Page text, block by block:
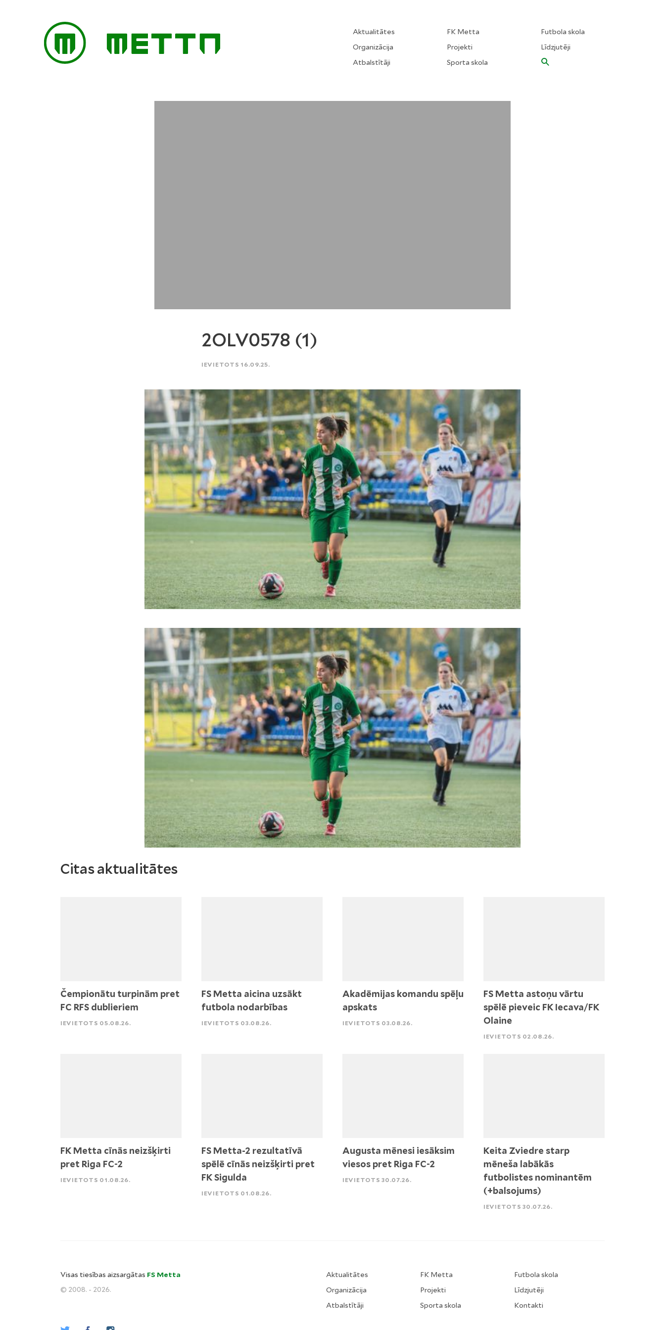
Aktualitātes
Organizācija
Atbalstītāji
FK Metta
Projekti
Sporta skola
Futbola skola
Līdzjutēji
2OLV0578 (1)
IEVIETOTS 16.09.25.
Citas aktualitātes
Čempionātu turpinām pret
FC RFS dublieriem
IEVIETOTS 05.08.26.
FS Metta aicina uzsākt
futbola nodarbības
IEVIETOTS 03.08.26.
Akadēmijas komandu spēļu
apskats
IEVIETOTS 03.08.26.
FS Metta astoņu vārtu
spēlē pieveic FK Iecava/FK
Olaine
IEVIETOTS 02.08.26.
FK Metta cīnās neizšķirti
pret Riga FC-2
IEVIETOTS 01.08.26.
FS Metta-2 rezultatīvā
spēlē cīnās neizšķirti pret
FK Sigulda
IEVIETOTS 01.08.26.
Augusta mēnesi iesāksim
viesos pret Riga FC-2
IEVIETOTS 30.07.26.
Keita Zviedre starp
mēneša labākās
futbolistes nominantēm
(+balsojums)
IEVIETOTS 30.07.26.
Visas tiesības aizsargātas FS Metta
© 2008. - 2026.
Aktualitātes
Organizācija
Atbalstītāji
FK Metta
Projekti
Sporta skola
Futbola skola
Līdzjutēji
Kontakti